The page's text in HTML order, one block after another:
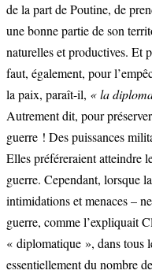
de la part de Poutine, de
une bonne partie de son
naturelles et productives. Et
faut, également, pour
la paix, paraît-il, « la
Autrement dit, pour
guerre ! Des puissances
Elles préféreraient atteindre
guerre. Cependant, lorsque
intimidations et menaces –
guerre, comme l’expliquait
« diplomatique », dans tous
essentiellement du nombre